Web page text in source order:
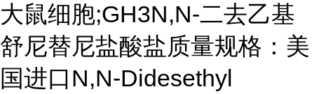
大鼠细胞;GH3N,N-二去乙基
舒尼替尼盐酸盐质量规格：美
国进口N,N-Didesethyl